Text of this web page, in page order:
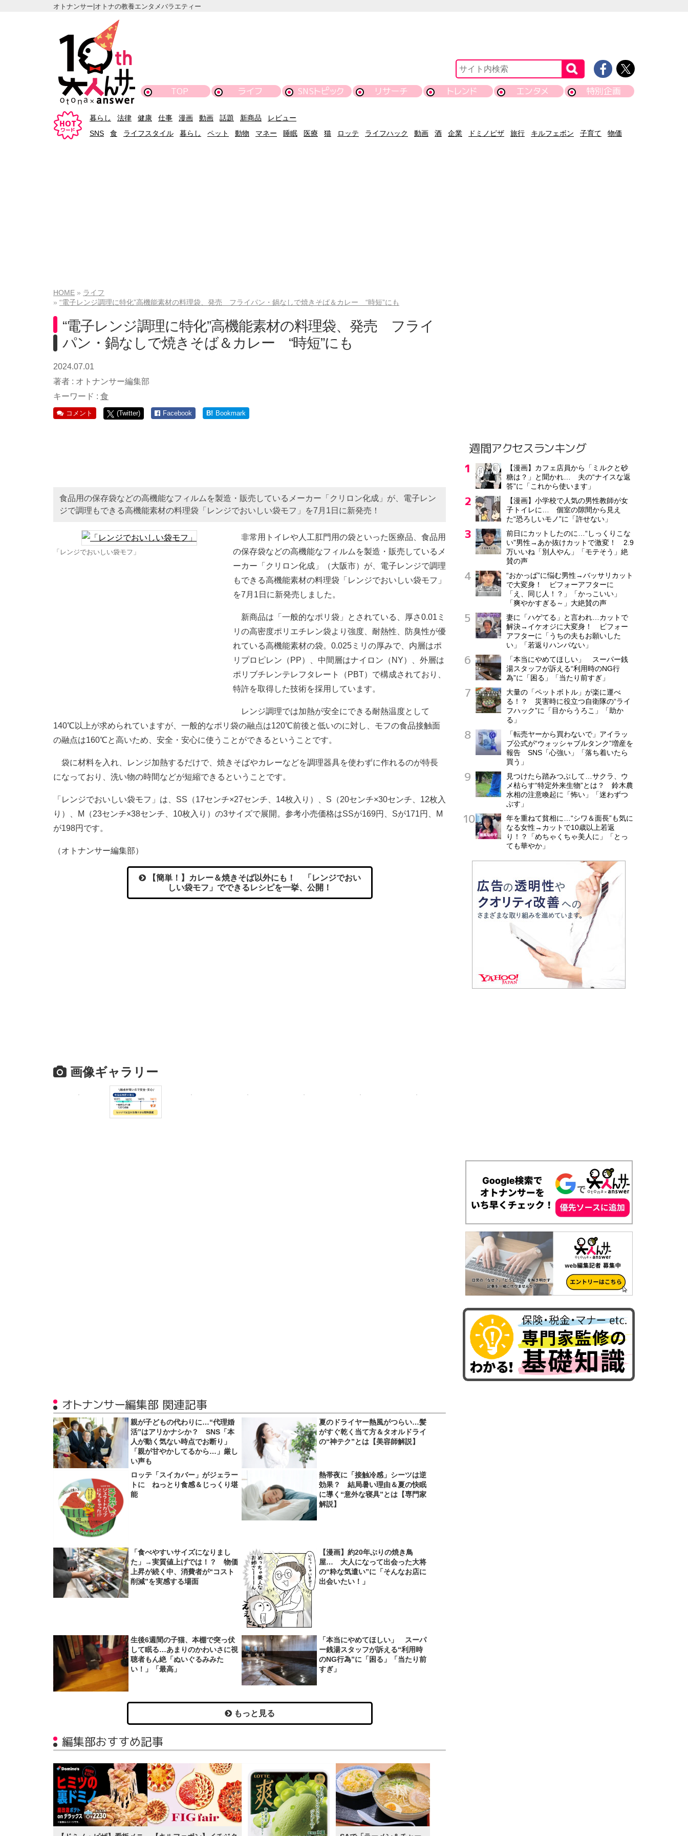
オトナンサー|オトナの教養エンタメバラエティー
TOP ライフ SNSトピック リサーチ トレンド エンタメ 特別企画
暮らし 法律 健康 仕事 漫画 動画 話題 新商品
レビュー
SNS
食 ライフスタイル 暮らし ペット 動物 マネー 睡眠 医療 猫 ロッテ ライフハック 動画 酒 企業 ドミノピザ 旅行 キルフェボン 子育て 物価
HOME
ライフ
“電子レンジ調理に特化”高機能素材の料理袋、発売 フライパン・鍋なしで焼きそば＆カレー “時短”にも
“電子レンジ調理に特化”高機能素材の料理袋、発売 フライ
パン・鍋なしで焼きそば＆カレー “時短”にも
2024.07.01
著者 : オトナンサー編集部
キーワード : 食
コメント (Twitter) Facebook B! Bookmark
食品用の保存袋などの高機能なフィルムを製造・販売しているメーカー「クリロン化成」が、電子レン
ジで調理もできる高機能素材の料理袋「レンジでおいしい袋モフ」を7月1日に新発売！
「レンジでおいしい袋モフ」
非常用トイレや人工肛門用の袋といった医療品、食品用
の保存袋などの高機能なフィルムを製造・販売しているメ
ーカー「クリロン化成」（大阪市）が、電子レンジで調理
もできる高機能素材の料理袋「レンジでおいしい袋モフ」
を7月1日に新発売しました。
新商品は「一般的なポリ袋」とされている、厚さ0.01ミ
リの高密度ポリエチレン袋より強度、耐熱性、防臭性が優
れている高機能素材の袋。0.025ミリの厚みで、内層はポ
リプロピレン（PP）、中間層はナイロン（NY）、外層は
ポリブチレンテレフタレート（PBT）で構成されており、
特許を取得した技術を採用しています。
レンジ調理では加熱が安全にできる耐熱温度として
140℃以上が求められていますが、一般的なポリ袋の融点は120℃前後と低いのに対し、モフの食品接触面
の融点は160℃と高いため、安全・安心に使うことができるということです。
袋に材料を入れ、レンジ加熱するだけで、焼きそばやカレーなどを調理器具を使わずに作れるのが特長
になっており、洗い物の時間などが短縮できるということです。
「レンジでおいしい袋モフ」は、SS（17センチ×27センチ、14枚入り）、S（20センチ×30センチ、12枚入
り）、M（23センチ×38センチ、10枚入り）の3サイズで展開。参考小売価格はSSが169円、Sが171円、M
が198円です。
（オトナンサー編集部）
【簡単！】カレー＆焼きそば以外にも！ 「レンジでおい
しい袋モフ」でできるレシピを一挙、公開！
画像ギャラリー
オトナンサー編集部 関連記事
親が子どもの代わりに…“代理婚
活”はアリかナシか？ SNS「本
人が動く気ない時点でお断り」
「親が甘やかしてるから…」厳し
い声も
夏のドライヤー熱風がつらい…髪
がすぐ乾く当て方＆タオルドライ
の“神テク”とは【美容師解説】
ロッテ「スイカバー」がジェラー
トに ねっとり食感＆じっくり堪
能
熱帯夜に「接触冷感」シーツは逆
効果？ 結局暑い理由＆夏の快眠
に導く“意外な寝具”とは【専門家
解説】
「食べやすいサイズになりまし
た」→実質値上げでは！？ 物価
上昇が続く中、消費者が“コスト
削減”を実感する場面
【漫画】約20年ぶりの焼き鳥
屋… 大人になって出会った大将
の“粋な気遣い”に「そんなお店に
出会いたい！」
生後6週間の子猫、本棚で突っ伏
して眠る…あまりのかわいさに視
聴者もん絶「ぬいぐるみみた
い！」「最高」
「本当にやめてほしい」 スーパ
ー銭湯スタッフが訴える“利用時
のNG行為”に「困る」「当たり前
すぎ」
もっと見る
編集部おすすめ記事
週間アクセスランキング
【漫画】カフェ店員から「ミルクと砂
糖は？」と聞かれ… 夫の“ナイスな返
答”に「これから使います」
【漫画】小学校で人気の男性教師が女
子トイレに… 個室の隙間から見え
た“恐ろしいモノ”に「許せない」
前日にカットしたのに…“しっくりこな
い”男性→あか抜けカットで激変！ 2.9
万いいね「別人やん」「モテそう」絶
賛の声
“おかっぱ”に悩む男性→バッサリカット
で大変身！ ビフォーアフターに
「え、同じ人！？」「かっこいい」
「爽やかすぎる～」大絶賛の声
妻に「ハゲてる」と言われ…カットで
解決→イケオジに大変身！ ビフォー
アフターに「うちの夫もお願いした
い」「若返りハンパない」
「本当にやめてほしい」 スーパー銭
湯スタッフが訴える“利用時のNG行
為”に「困る」「当たり前すぎ」
大量の「ペットボトル」が楽に運べ
る！？ 災害時に役立つ自衛隊の“ライ
フハック”に「目からうろこ」「助か
る」
「転売ヤーから買わないで」アイラッ
プ公式が“ウォッシャブルタンク”増産を
報告 SNS「心強い」「落ち着いたら
買う」
見つけたら踏みつぶして…サクラ、ウ
メ枯らす“特定外来生物”とは？ 鈴木農
水相の注意喚起に「怖い」「迷わずつ
ぶす」
年を重ねて貧相に…“シワ＆面長”も気に
なる女性→カットで10歳以上若返
り！？「めちゃくちゃ美人に」「とっ
ても華やか」